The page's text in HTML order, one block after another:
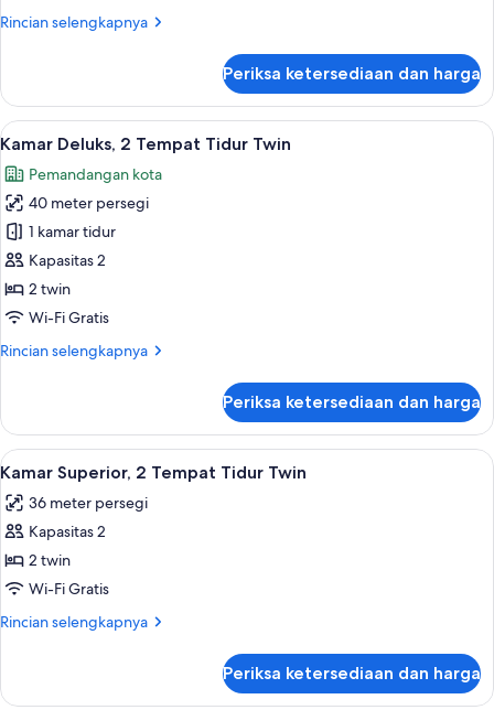
Tidur
View)
Rincian selengkapnya
Rincian
Suite
Junior,
1
Tidur
King
(Paris
View)
Periksa ketersediaan dan harga
Lihat
semua
foto
untuk
Kamar
Deluks,
2
Tempat
Twin
1 kamar tidur, seprai katun Mesir,
7
Kamar Deluks, 2 Tempat Tidur Twin
Pemandangan kota
40 meter persegi
1 kamar tidur
Kapasitas 2
2 twin
Wi-Fi Gratis
Rincian selengkapnya
Rincian
Kamar
Deluks,
2
Tidur
Twin
Periksa ketersediaan dan harga
Lihat
semua
foto
untuk
Kamar
Superior,
2
Twin
1 kamar tidur, seprai katun Mesir,
9
Kamar Superior, 2 Tempat Tidur Twin
36 meter persegi
Kapasitas 2
2 twin
Wi-Fi Gratis
Rincian selengkapnya
Rincian
Kamar
Periksa ketersediaan dan harga